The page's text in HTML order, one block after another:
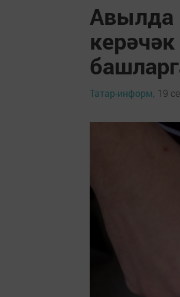
Авылда
Татар-информ, 19